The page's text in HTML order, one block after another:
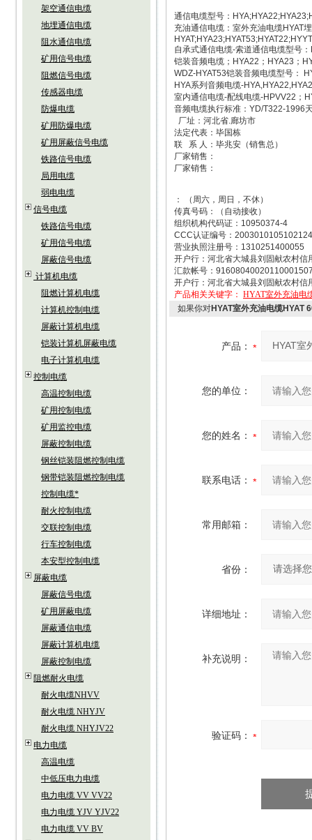
架空通信电缆
地埋通信电缆
阻水通信电缆
矿用信号电缆
阻燃信号电缆
传感器电缆
防爆电缆
矿用防爆电缆
矿用屏蔽信号电缆
铁路信号电缆
局用电缆
弱电电缆
信号电缆
铁路信号电缆
矿用信号电缆
屏蔽信号电缆
计算机电缆
阻燃计算机电缆
计算机控制电缆
屏蔽计算机电缆
铠装计算机屏蔽电缆
电子计算机电缆
控制电缆
高温控制电缆
矿用控制电缆
矿用监控电缆
屏蔽控制电缆
钢丝铠装阻燃控制电缆
钢带铠装阻燃控制电缆
控制电缆*
耐火控制电缆
交联控制电缆
行车控制电缆
本安型控制电缆
屏蔽电缆
屏蔽信号电缆
矿用屏蔽电缆
屏蔽通信电缆
屏蔽计算机电缆
屏蔽控制电缆
阻燃耐火电缆
耐火电缆NHVV
耐火电缆 NHYJV
耐火电缆 NHYJV22
电力电缆
高温电缆
中低压电力电缆
电力电缆 VV VV22
电力电缆 YJV YJV22
电力电缆 VV BV
通信电缆型号：
充油通信电缆：室外充油电缆HYAT
自承式通信电缆-索道通信电缆型号
铠装音频电缆；HYA22；HYA23；
WDZ-HYAT53铠装音频电缆型号：
HYA系列音频电缆-
室内通信电缆-配线电缆-HPVV22；
音频电缆执行标准：YD/T322-1996
厂址：河北省.廊坊市
法定代表：毕国栋
联 系 人：毕兆安（销售总）
厂家销售：
厂家销售：
： （周六，周日，不休）
传真号码：（自动接收）
组织机构代码证：10950374-4
CCC认证编号：2003010105102124
营业执照注册号：1310251400055
开户行：河北省大城县刘固献农村信
汇款帐号：
开户行：河北省大城县刘固献农村信
产品相关关键字： HYAT室外充油电
如果你对HYAT室外充油电缆HYAT
产品：
您的单位：
您的姓名：
联系电话：
常用邮箱：
省份：
详细地址：
补充说明：
验证码：